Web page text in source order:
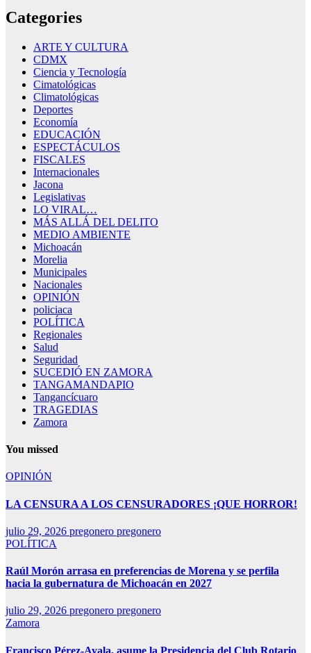
Categories
ARTE Y CULTURA
CDMX
Ciencia y Tecnología
Cimatológicas
Climatológicas
Deportes
Economía
EDUCACIÓN
ESPECTÁCULOS
FISCALES
Internacionales
Jacona
Legislativas
LO VIRAL…
MÁS ALLÁ DEL DELITO
MEDIO AMBIENTE
Michoacán
Morelia
Municipales
Nacionales
OPINIÓN
policiaca
POLÍTICA
Regionales
Salud
Seguridad
SUCEDIÓ EN ZAMORA
TANGAMANDAPIO
Tangancícuaro
TRAGEDIAS
Zamora
You missed
OPINIÓN
LA CENSURA A LOS CENSURADORES ¡QUE HORROR!
julio 29, 2026 pregonero pregonero
POLÍTICA
Raúl Morón arrasa en preferencias de Morena y se perfila
hacia la gubernatura de Michoacán en 2027
julio 29, 2026 pregonero pregonero
Zamora
Francisco Pérez-Ayala, asume la Presidencia del Club Rotario